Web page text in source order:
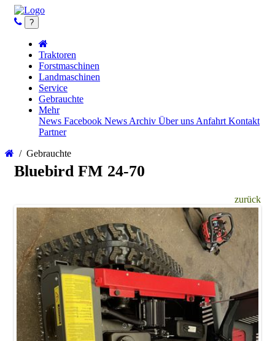
?
Traktoren
Forstmaschinen
Landmaschinen
Service
Gebrauchte
Mehr
News Facebook News Archiv Über uns Anfahrt Kontakt
Partner
/ Gebrauchte
Bluebird FM 24-70
zurück